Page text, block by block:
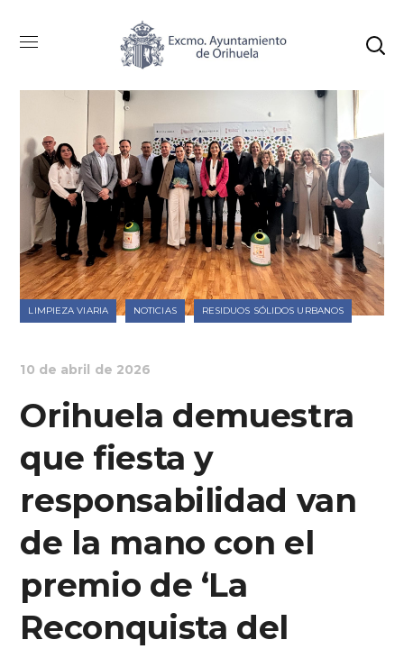
LIMPIEZA VIARIA NOTICIAS RESIDUOS SÓLIDOS URBANOS
10 de abril de 2026
Orihuela demuestra
que fiesta y
responsabilidad van
de la mano con el
premio de ‘La
Reconquista del